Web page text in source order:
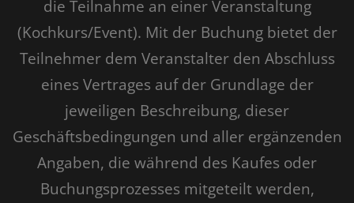
die Teilnahme an einer Veranstaltung
(Kochkurs/Event). Mit der Buchung bietet der
Teilnehmer dem Veranstalter den Abschluss
eines Vertrages auf der Grundlage der
jeweiligen Beschreibung, dieser
Geschäftsbedingungen und aller ergänzenden
Angaben, die während des Kaufes oder
Buchungsprozesses mitgeteilt werden,